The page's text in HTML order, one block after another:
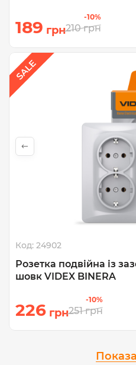
189 грн
-10%
210 грн
Код: 24902
Розетка подвійна із
шовк VIDEX BINERA
226 грн
-10%
251 грн